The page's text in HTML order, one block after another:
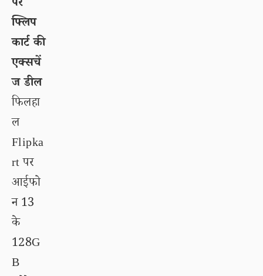
पर
फ्लिप
कार्ट की
एक्सचें
ज डील
फिलहा
ल
Flipka
rt पर
आईफो
न 13
के
128G
B